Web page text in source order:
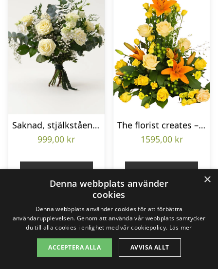
Saknad, stjälkstående bukett
999,00 kr
Gå till butik
The florist creates – Funeral decoration
1595,00 kr
Gå till butik ×
Denna webbplats använder
cookies
Denna webbplats använder cookies för att förbättra
användarupplevelsen. Genom att använda vår webbplats samtycker
du till alla cookies i enlighet med vår cookiepolicy. Läs mer
ACCEPTERA ALLA AVVISA ALLT